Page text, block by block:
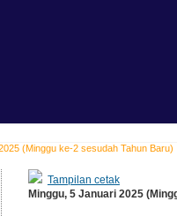
(Minggu ke-2 sesudah Tahun Baru)
Tampilan cetak
Minggu, 5 Januari 2025